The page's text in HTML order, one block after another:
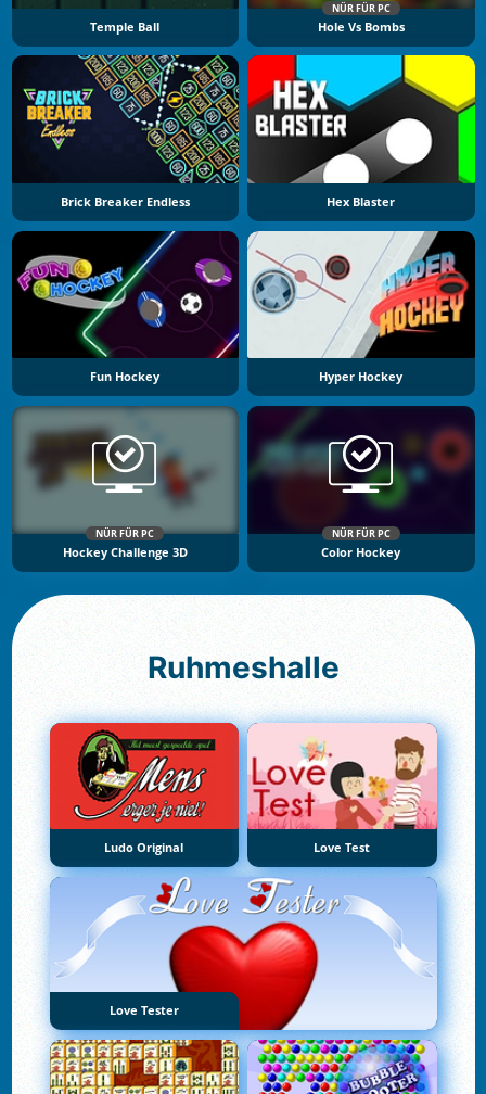
Temple Ball
NÜR FÜR PC
Hole Vs Bombs
Brick Breaker Endless Hex Blaster
Fun Hockey Hyper Hockey
NÜR FÜR PC
Hockey Challenge 3D
NÜR FÜR PC
Color Hockey
Ruhmeshalle
Ludo Original Love Test
Love Tester